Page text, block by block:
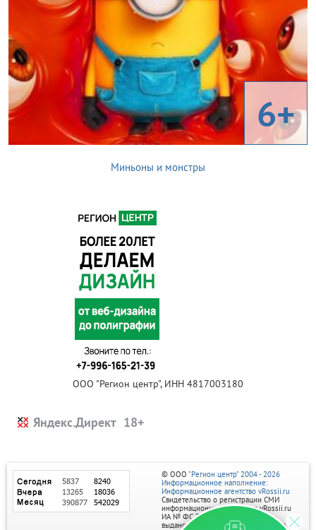
6+
Миньоны и монстры
ООО "Регион центр", ИНН 4817003180
Яндекс.Директ
© ООО "Регион центр" 2004 - 2026
Информационное наполнение:
Информационное агентство vRossii.ru
Свидетельство о регистрации СМИ
информационного агентства vRossii.ru
ИА № ФС 77‑35502
выдано РОСКОМНАДЗОРом 04 марта